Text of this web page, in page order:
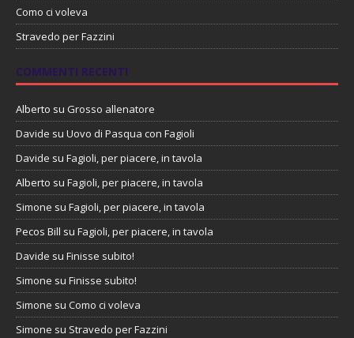
Como ci voleva
Stravedo per Fazzini
COMMENTI RECENTI
Alberto su Grosso allenatore
Davide su Uovo di Pasqua con Fagioli
Davide su Fagioli, per piacere, in tavola
Alberto su Fagioli, per piacere, in tavola
Simone su Fagioli, per piacere, in tavola
Pecos Bill su Fagioli, per piacere, in tavola
Davide su Finisse subito!
Simone su Finisse subito!
Simone su Como ci voleva
Simone su Stravedo per Fazzini